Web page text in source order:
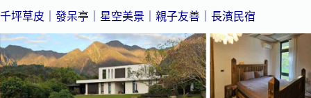
千坪草皮｜發呆亭｜星空美景｜親子友善｜長濱民宿